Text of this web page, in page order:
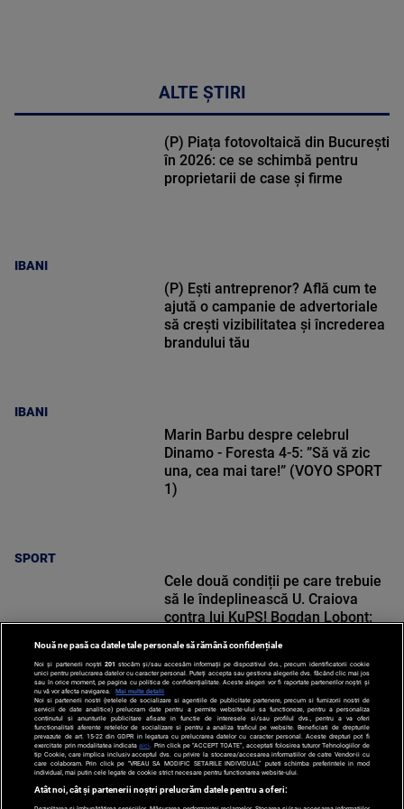
ALTE ȘTIRI
IBANI
(P) Piața fotovoltaică din București
în 2026: ce se schimbă pentru
proprietarii de case și firme
IBANI
(P) Ești antreprenor? Află cum te
ajută o campanie de advertoriale
să crești vizibilitatea și încrederea
brandului tău
SPORT
Marin Barbu despre celebrul
Dinamo - Foresta 4-5: ”Să vă zic
una, cea mai tare!” (VOYO SPORT
1)
SPORT
Cele două condiții pe care trebuie
să le îndeplinească U. Craiova
contra lui KuPS! Bogdan Lobonț:
Nouă ne pasă ca datele tale personale să rămână confidențiale
Noi și partenerii noștri 201 stocăm și/sau accesăm informații pe dispozitivul dvs., precum identificatorii cookie
unici pentru prelucrarea datelor cu caracter personal. Puteți accepta sau gestiona alegerile dvs. făcând clic mai jos
sau în orice moment, pe pagina cu politica de confidențialitate. Aceste alegeri vor fi raportate partenerilor noștri și
nu vă vor afecta navigarea.
Mai multe detalii
Noi si partenerii nostri (retelele de socializare si agentiile de publicitate partenere, precum si furnizorii nostri de
servicii de date analitice) prelucram date pentru a permite website-ului sa functioneze, pentru a personaliza
continutul si anunturile publicitare afisate in functie de interesele si/sau profilul dvs., pentru a va oferi
functionalitati aferente retelelor de socializare si pentru a analiza traficul pe website. Beneficiati de drepturile
prevazute de art. 15-22 din GDPR in legatura cu prelucrarea datelor cu caracter personal. Aceste drepturi pot fi
exercitate prin modalitatea indicataaici . Prin click pe “ACCEPT TOATE”, acceptati folosirea tuturor Tehnologiilor de
tip Cookie, care implica inclusiv acceptul dvs. cu privire la stocarea/accesarea informatiilor de catre Vendor-ii cu
care colaboram. Prin click pe “VREAU SA MODIFIC SETARILE INDIVIDUAL” puteti schimba preferintele in mod
individual, mai putin cele legate de cookie strict necesare pentru functionarea website-ului.
Atât noi, cât și partenerii noștri prelucrăm datele pentru a oferi: